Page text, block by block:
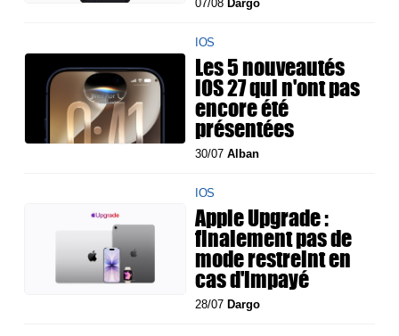
07/08 Dargo
IOS
Les 5 nouveautés
iOS 27 qui n'ont pas
encore été
présentées
30/07Alban
IOS
Apple Upgrade :
finalement pas de
mode restreint en
cas d'impayé
28/07 Dargo